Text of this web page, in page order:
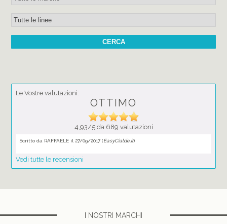
Le Vostre valutazioni:
OTTIMO
4,93/5 da 689 valutazioni
Scritto da RAFFAELE il 27/09/2017 (EasyCialde.it)
Vedi tutte le recensioni
I NOSTRI MARCHI